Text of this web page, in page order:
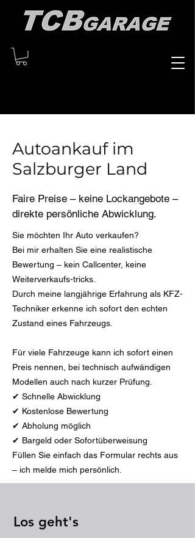
Autoankauf im
Salzburger Land
Faire Preise – keine Lockangebote –
direkte persönliche Abwicklung.
Sie möchten Ihr Auto verkaufen?
Bei mir erhalten Sie eine realistische
Bewertung – kein Callcenter, keine
Weiterverkaufs-tricks.
Durch meine langjährige Erfahrung als KFZ-
Techniker erkenne ich sofort den echten
Zustand eines Fahrzeugs.
Für viele Fahrzeuge kann ich sofort einen
Preis nennen, bei technisch aufwändigen
Modellen auch nach kurzer Prüfung.
✔ Schnelle Abwicklung
✔ Kostenlose Bewertung
✔ Abholung möglich
✔ Bargeld oder Sofortüberweisung
Füllen Sie einfach das Formular rechts aus
– ich melde mich persönlich.
Los geht's